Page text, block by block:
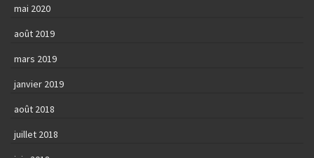
mai 2020
août 2019
mars 2019
janvier 2019
août 2018
juillet 2018